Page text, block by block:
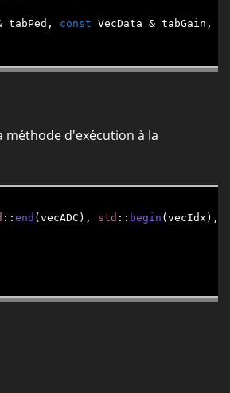
tabPed, const VecData & tabGain,
d'exécution à la
:: end (vecADC), std :: begin (vecIdx),